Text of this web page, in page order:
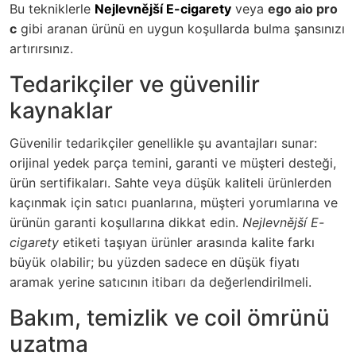
Bu tekniklerle Nejlevnější E-cigarety veya ego aio pro
c gibi aranan ürünü en uygun koşullarda bulma şansınızı
artırırsınız.
Tedarikçiler ve güvenilir
kaynaklar
Güvenilir tedarikçiler genellikle şu avantajları sunar:
orijinal yedek parça temini, garanti ve müşteri desteği,
ürün sertifikaları. Sahte veya düşük kaliteli ürünlerden
kaçınmak için satıcı puanlarına, müşteri yorumlarına ve
ürünün garanti koşullarına dikkat edin. Nejlevnější E-
cigarety etiketi taşıyan ürünler arasında kalite farkı
büyük olabilir; bu yüzden sadece en düşük fiyatı
aramak yerine satıcının itibarı da değerlendirilmeli.
Bakım, temizlik ve coil ömrünü
uzatma